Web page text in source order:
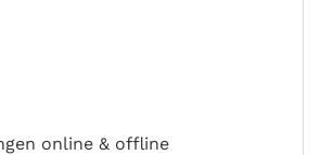
online & offline